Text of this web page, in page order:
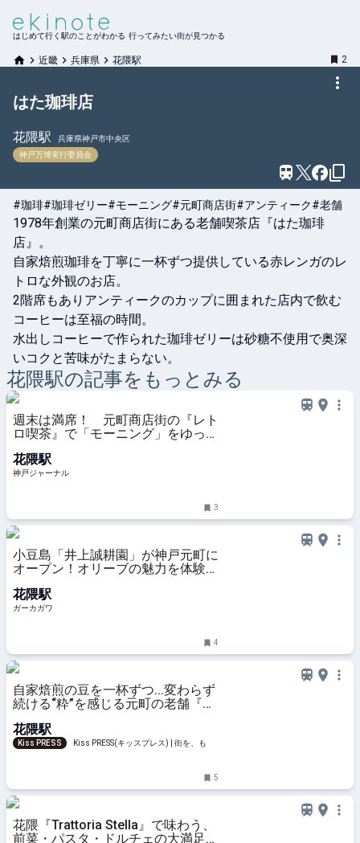
はじめて行く駅のことがわかる 行ってみたい街が見つかる
近畿 兵庫県 花隈駅 2
はた珈琲店
花隈駅
兵庫県神戸市中央区
神戸万博実行委員会
#珈琲#珈琲ゼリー#モーニング#元町商店街#アンティーク#老舗
1978年創業の元町商店街にある老舗喫茶店『はた珈琲
店』。
自家焙煎珈琲を丁寧に一杯ずつ提供している赤レンガのレ
トロな外観のお店。
2階席もありアンティークのカップに囲まれた店内で飲む
コーヒーは至福の時間。
水出しコーヒーで作られた珈琲ゼリーは砂糖不使用で奥深
花隈駅の記事をもっとみる
週末は満席！ 元町商店街の『レト
ロ喫茶』で「モーニング」をゆっく
を贅沢に | 神戸ジャーナル
花隈駅
神戸ジャーナル
3
小豆島「井上誠耕園」が神戸元町に
オープン！オリーブの魅力を体験で
花隈駅
ガーカガワ
4
自家焙煎の豆を一杯ずつ...変わらず
続ける“粋”を感じる元町の老舗『は
花隈駅
Kiss PRESS
Kiss PRESS(キッスプレス) | 街を、もっ
5
花隈『Trattoria Stella』で味わう、
前菜・パスタ・ドルチェの大満足ラ